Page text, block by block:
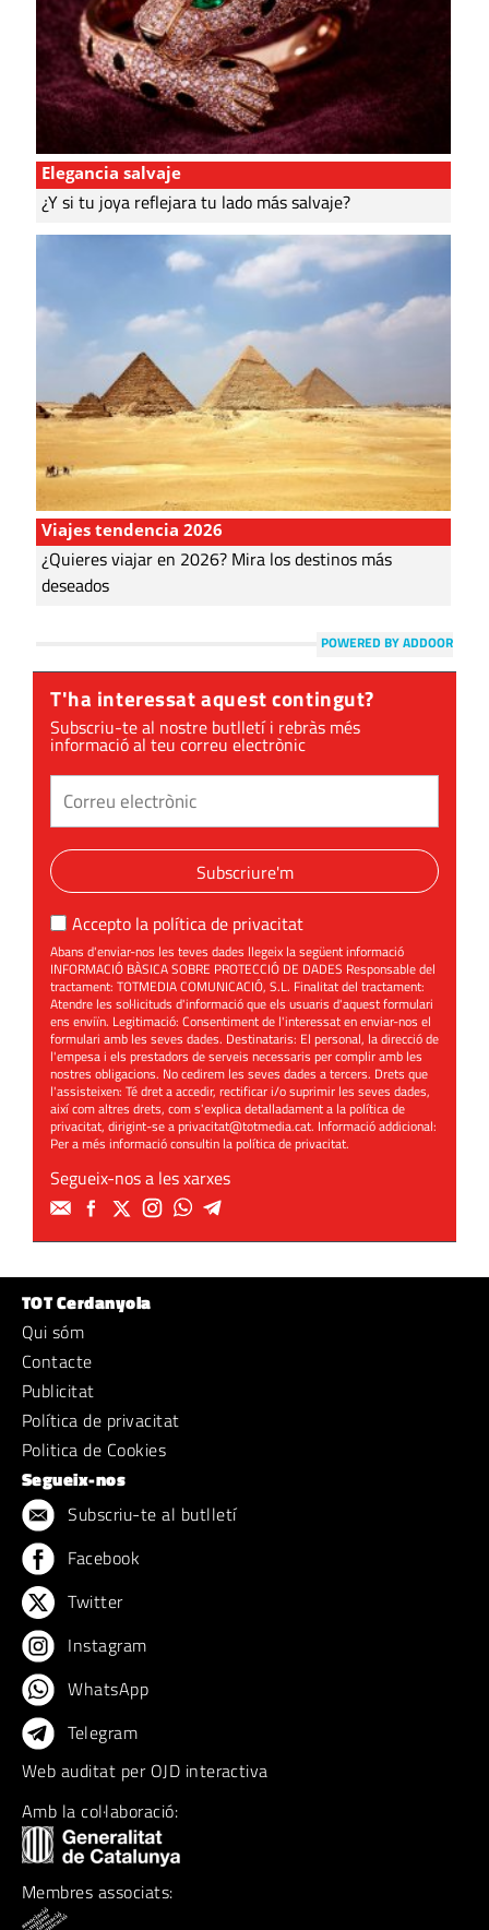
Elegancia salvaje
¿Y si tu joya reflejara tu lado más salvaje?
Viajes tendencia 2026
¿Quieres viajar en 2026? Mira los destinos más
deseados
POWERED BY ADDOOR
T'ha interessat aquest contingut?
Subscriu-te al nostre butlletí i rebràs més
informació al teu correu electrònic
Subscriure'm
Accepto la política de privacitat
Abans d'enviar-nos les teves dades llegeix la següent informació
INFORMACIÓ BÀSICA SOBRE PROTECCIÓ DE DADES Responsable del
tractament: TOTMEDIA COMUNICACIÓ, S.L. Finalitat del tractament:
Atendre les sol·licituds d'informació que els usuaris d'aquest formulari
ens enviïn. Legitimació: Consentiment de l'interessat en enviar-nos el
formulari amb les seves dades. Destinataris: El personal, la direcció de
l'empesa i els prestadors de serveis necessaris per complir amb les
nostres obligacions. No cedirem les seves dades a tercers. Drets que
l'assisteixen: Té dret a accedir, rectificar i/o suprimir les seves dades,
així com altres drets, com s'explica detalladament a la política de
privacitat, dirigint-se aprivacitat@totmedia.cat. Informació addicional:
Per a més informació consultin lapolítica de privacitat.
Segueix-nos a les xarxes
TOT Cerdanyola
Qui sóm
Contacte
Publicitat
Política de privacitat
Politica de Cookies
Segueix-nos
Subscriu-te al butlletí
Facebook
Twitter
Instagram
WhatsApp
Telegram
Web auditat per OJD interactiva
Amb la col·laboració:
Membres associats: